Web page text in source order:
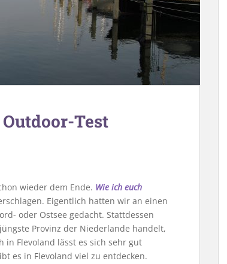
Test
wieder dem Ende. Wie ich euch
Eigentlich hatten wir an einen
oder Ostsee gedacht. Stattdessen
Provinz der Niederlande handelt,
in Flevoland lässt es sich sehr gut
es in Flevoland viel zu entdecken.